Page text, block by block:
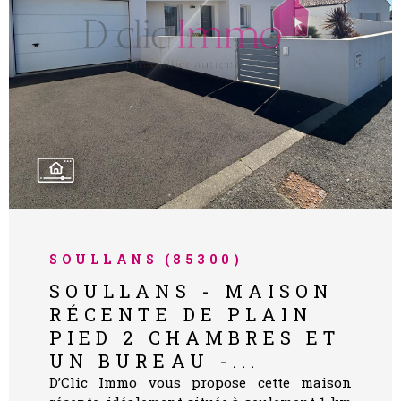
SOULLANS (85300)
SOULLANS - MAISON
RÉCENTE DE PLAIN
PIED 2 CHAMBRES ET
UN BUREAU -...
D’Clic Immo vous propose cette maison
VOIR LE BIEN